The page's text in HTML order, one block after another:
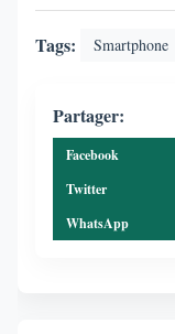
Tags: Smartphone
Partager:
Facebook
Twitter
WhatsApp